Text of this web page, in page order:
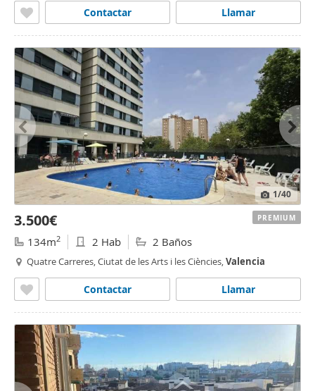
Llamar
Contactar
1/40
3.500€
134m2 2 Hab 2 Baños
Quatre Carreres, Ciutat de les Arts i les Ciències,Valencia
Llamar
Contactar
PREMIUM